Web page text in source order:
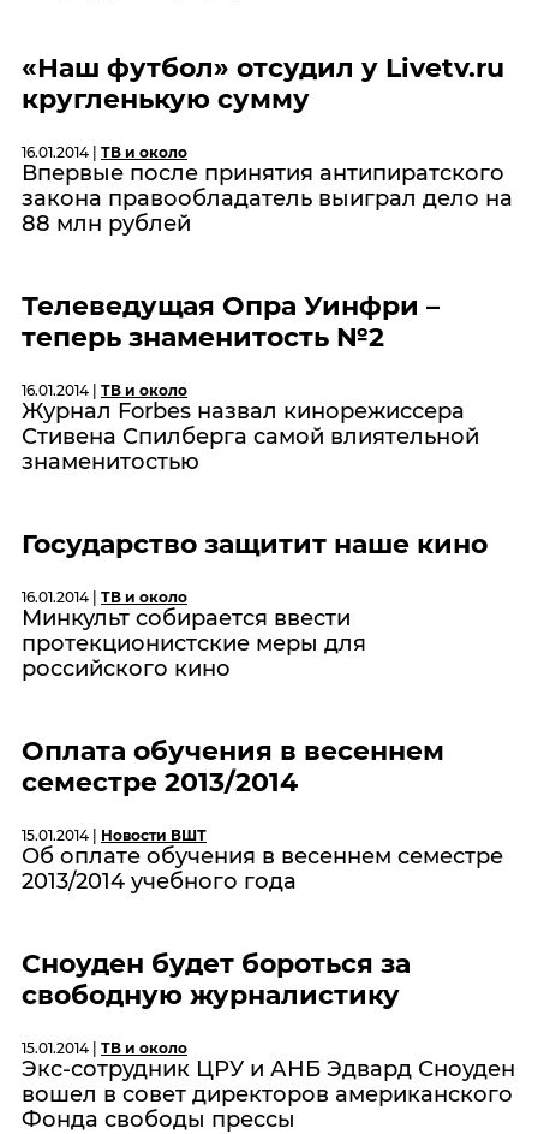
«Наш футбол» отсудил у Livetv.ru
кругленькую сумму
16.01.2014 | ТВ и около
Впервые после принятия антипиратского
закона правообладатель выиграл дело на
88 млн рублей
Телеведущая Опра Уинфри –
теперь знаменитость №2
16.01.2014 | ТВ и около
Журнал Forbes назвал кинорежиссера
Стивена Спилберга самой влиятельной
знаменитостью
Государство защитит наше кино
16.01.2014 | ТВ и около
Минкульт собирается ввести
протекционистские меры для
российского кино
Оплата обучения в весеннем
семестре 2013/2014
15.01.2014 | Новости ВШТ
Об оплате обучения в весеннем семестре
2013/2014 учебного года
Сноуден будет бороться за
свободную журналистику
15.01.2014 | ТВ и около
Экс-сотрудник ЦРУ и АНБ Эдвард Сноуден
вошел в совет директоров американского
Фонда свободы прессы